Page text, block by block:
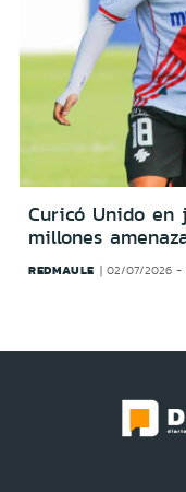
Curicó Unido en
millones
REDMAULE 02/07/2026 -